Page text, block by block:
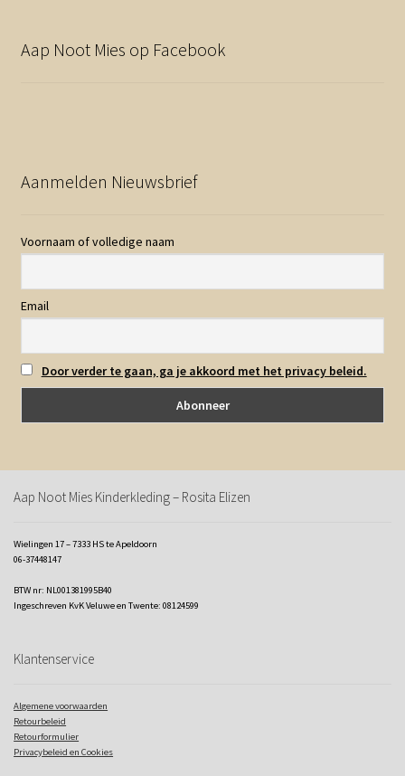
Aap Noot Mies op Facebook
Aanmelden Nieuwsbrief
Voornaam of volledige naam
Email
Door verder te gaan, ga je akkoord met het privacy beleid.
Aap Noot Mies Kinderkleding – Rosita Elizen
Wielingen 17 – 7333 HS te Apeldoorn
06-37448147
BTW nr: NL001381995B40
Ingeschreven KvK Veluwe en Twente: 08124599
Klantenservice
Algemene voorwaarden
Retourbeleid
Retourformulier
Privacybeleid en Cookies